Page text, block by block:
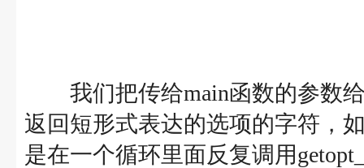
我们把传给main函数的参数给
返回短形式表达的选项的字符，
是在一个循环里面反复调用